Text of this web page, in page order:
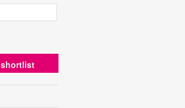
shortlist